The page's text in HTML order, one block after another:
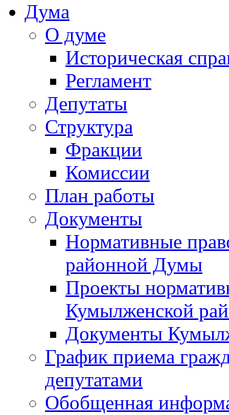
Дума
О думе
Историческая
Регламент
Депутаты
Структура
Фракции
Комиссии
План работы
Документы
Нормативные
районной Думы
Проекты
Кумылженской
Документы
График приема
депутатами
Обобщенная